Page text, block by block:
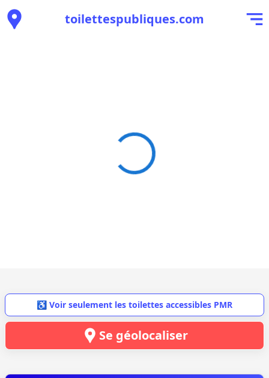
toilettespubliques.com
♿ Voir seulement les toilettes accessibles PMR
Se géolocaliser